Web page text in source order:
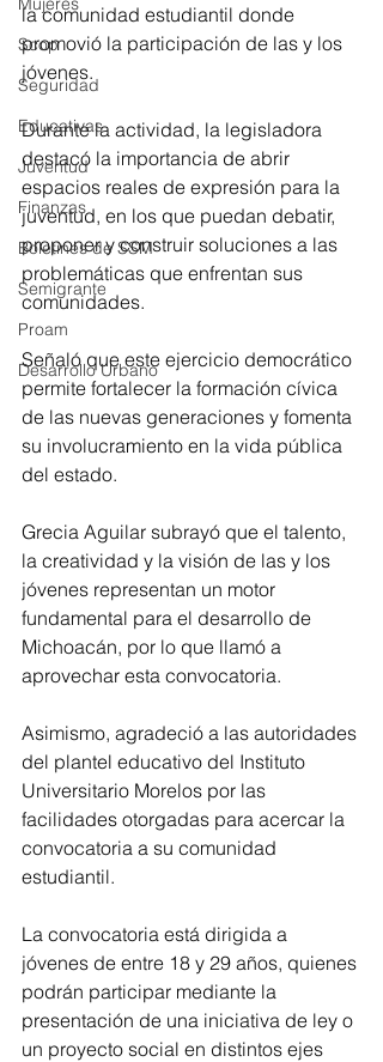
Scop
Seguridad
Educativas
Juventud
Finanzas
Boletines de SSM
Semigrante
Proam
Desarrollo Urbano
la comunidad estudiantil donde
promovió la participación de las y los
jóvenes.
Durante la actividad, la legisladora
destacó la importancia de abrir
espacios reales de expresión para la
juventud, en los que puedan debatir,
proponer y construir soluciones a las
problemáticas que enfrentan sus
comunidades.
Señaló que este ejercicio democrático
permite fortalecer la formación cívica
de las nuevas generaciones y fomenta
su involucramiento en la vida pública
del estado.
Grecia Aguilar subrayó que el talento,
la creatividad y la visión de las y los
jóvenes representan un motor
fundamental para el desarrollo de
Michoacán, por lo que llamó a
aprovechar esta convocatoria.
Asimismo, agradeció a las autoridades
del plantel educativo del Instituto
Universitario Morelos por las
facilidades otorgadas para acercar la
convocatoria a su comunidad
estudiantil.
La convocatoria está dirigida a
jóvenes de entre 18 y 29 años, quienes
podrán participar mediante la
presentación de una iniciativa de ley o
un proyecto social en distintos ejes